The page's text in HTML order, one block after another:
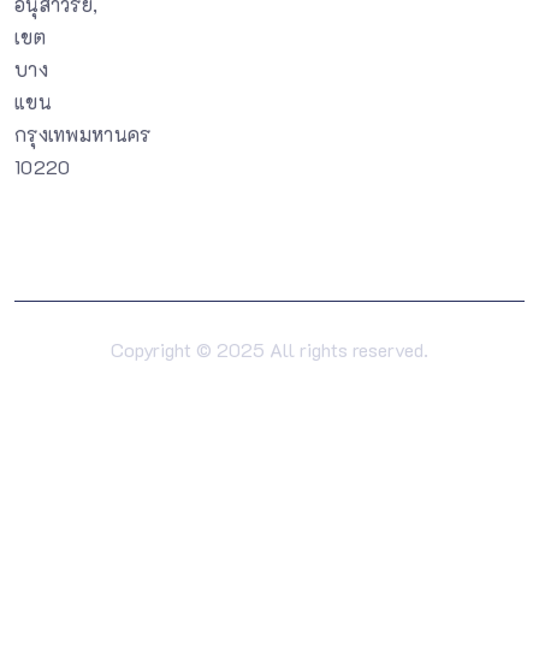
เขต
บาง
แขน
กรุงเทพมหานคร
10220
Copyright © 2025 All rights reserved.